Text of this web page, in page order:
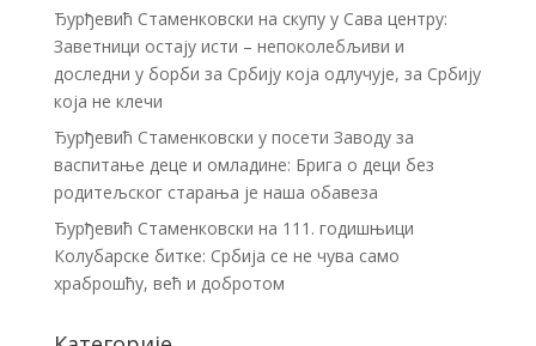
Ђурђевић Стаменковски на скупу у Сава центру:
Заветници остају исти – непоколебљиви и
доследни у борби за Србију која одлучује, за Србију
која не клечи
Ђурђевић Стаменковски у посети Заводу за
васпитање деце и омладине: Брига о деци без
родитељског старања је наша обавеза
Ђурђевић Стаменковски на 111. годишњици
Колубарске битке: Србија се не чува само
храброшћу, већ и добротом